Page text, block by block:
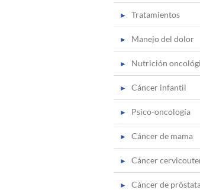
Tratamientos
Manejo del dolor
Nutrición
Cáncer infantil
Psico-oncología
Cáncer de mama
Cáncer
Cáncer de